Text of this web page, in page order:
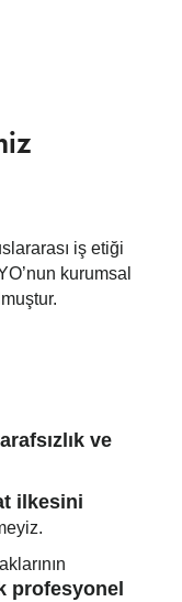
iş etiği
kurumsal
ve
ilkesini
profesyonel